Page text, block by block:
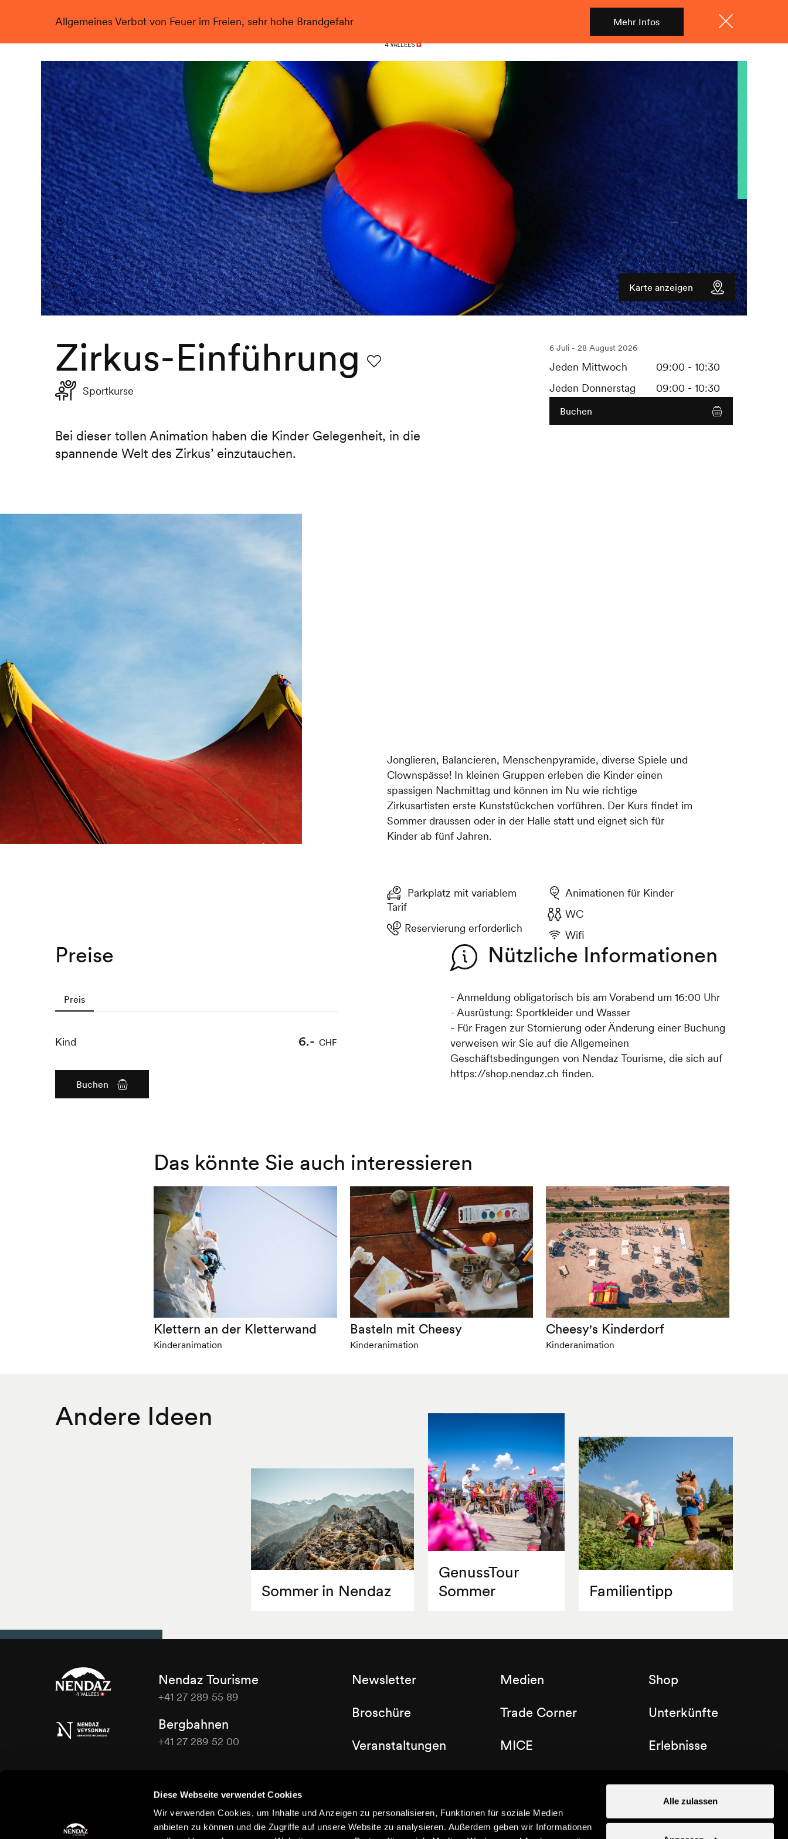
Diese Webseite verwendet Cookies
Wir verwenden Cookies, um Inhalte und Anzeigen zu personalisieren, Funktionen für soziale Medien
anbieten zu können und die Zugriffe auf unsere Website zu analysieren. Außerdem geben wir Informationen
Alle zulassen
Allgemeines Verbot von Feuer im Freien, sehr hohe Brandgefahr Mehr Infos
Nendaz
Menü
Shop
Live
Karte anzeigen
Zirkus-Einführung
Sportkurse
Bei dieser tollen Animation haben die Kinder Gelegenheit, in die
spannende Welt des Zirkus’ einzutauchen.
6 Juli - 28 August 2026
Jeden Mittwoch
09:00 - 10:30
Jeden Donnerstag
09:00 - 10:30
Buchen
Jonglieren, Balancieren, Menschenpyramide, diverse Spiele und
Clownspässe! In kleinen Gruppen erleben die Kinder einen
spassigen Nachmittag und können im Nu wie richtige
Zirkusartisten erste Kunststückchen vorführen. Der Kurs findet im
Sommer draussen oder in der Halle statt und eignet sich für
Kinder ab fünf Jahren.
Tarif
Reservierung erforderlich
Animationen für Kinder
WC
Wifi
Preise
Preis
Kind 6.- CHF
Buchen
Nützliche Informationen
- Anmeldung obligatorisch bis am Vorabend um 16:00 Uhr
- Ausrüstung: Sportkleider und Wasser
- Für Fragen zur Stornierung oder Änderung einer Buchung
verweisen wir Sie auf die Allgemeinen
Geschäftsbedingungen von Nendaz Tourisme, die sich auf
https://shop.nendaz.ch finden.
Das könnte Sie auch interessieren
Klettern an der Kletterwand
Kinderanimation
Basteln mit Cheesy
Kinderanimation
Cheesy's Kinderdorf
Kinderanimation
Andere Ideen
Sommer in Nendaz
GenussTour
Sommer
Familientipp
Tourisme
Nendaz Tourisme
+41 27 289 55 89
Bergbahnen
+41 27 289 52 00
Kontaktieren Sie uns
Newsletter
Broschüre
Veranstaltungen
Dorfplan
Medien
Trade Corner
MICE
Shop
Unterkünfte
Erlebnisse